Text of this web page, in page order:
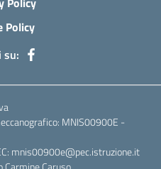
Policy
su:
MNIS00900E -
mnis00900e@pec.istruzione.it